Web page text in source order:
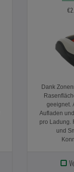
Dank
geeignet.
Aufladen
pro Ladung.
und